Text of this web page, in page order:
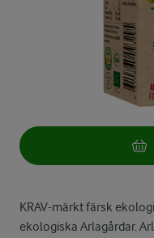
KRAV-märkt färsk
ekologiska Arlagårdar.